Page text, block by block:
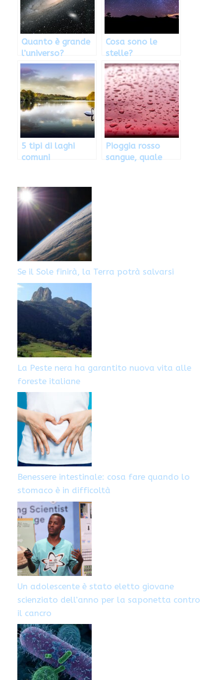
Quanto è grande
l’universo?
Cosa sono le
stelle?
5 tipi di laghi
comuni
Pioggia rosso
sangue, quale
Se il Sole finirà, la Terra potrà salvarsi
La Peste nera ha garantito nuova vita alle
foreste italiane
Benessere intestinale: cosa fare quando lo
stomaco è in difficoltà
Un adolescente è stato eletto giovane
scienziato dell’anno per la saponetta contro
il cancro